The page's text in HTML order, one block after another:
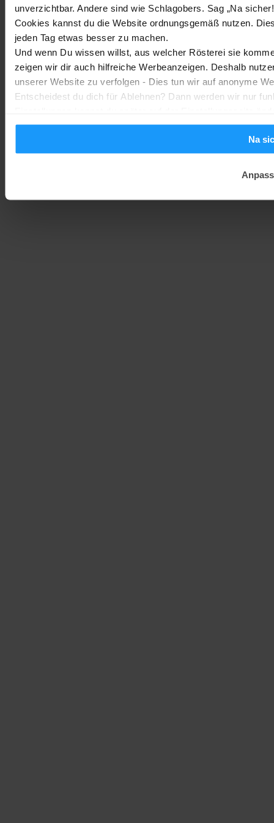
unverzichtbar. Andere sind wie Schlagobers. Sag „Na
Cookies kannst du die Website ordnungsgemäß nutzen.
jeden Tag etwas besser zu machen.
Und wenn Du wissen willst, aus welcher Rösterei sie
zeigen wir dir auch hilfreiche Werbeanzeigen. Deshalb
unserer Website zu verfolgen - Dies tun wir auf anonyme
Entscheidest du dich für Ablehnen? Dann werden wir nur
Na
Trends & Technologien - 2. August 2026
Homematic IP Kamera: Die neue Kamerafamilie im Überblick
Smarte Sicherheit Marc - 1. August 2026